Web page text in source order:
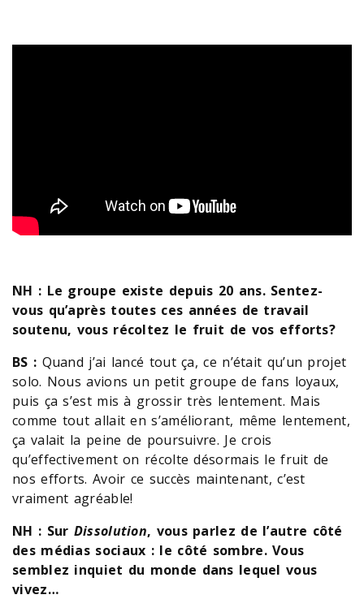
NH : Le groupe existe depuis 20 ans. Sentez-
vous qu’après toutes ces années de travail
soutenu, vous récoltez le fruit de vos efforts?
BS : Quand j’ai lancé tout ça, ce n’était qu’un projet
solo. Nous avions un petit groupe de fans loyaux,
puis ça s’est mis à grossir très lentement. Mais
comme tout allait en s’améliorant, même lentement,
ça valait la peine de poursuivre. Je crois
qu’effectivement on récolte désormais le fruit de
nos efforts. Avoir ce succès maintenant, c’est
vraiment agréable!
NH : Sur Dissolution, vous parlez de l’autre côté
des médias sociaux : le côté sombre. Vous
semblez inquiet du monde dans lequel vous
vivez…